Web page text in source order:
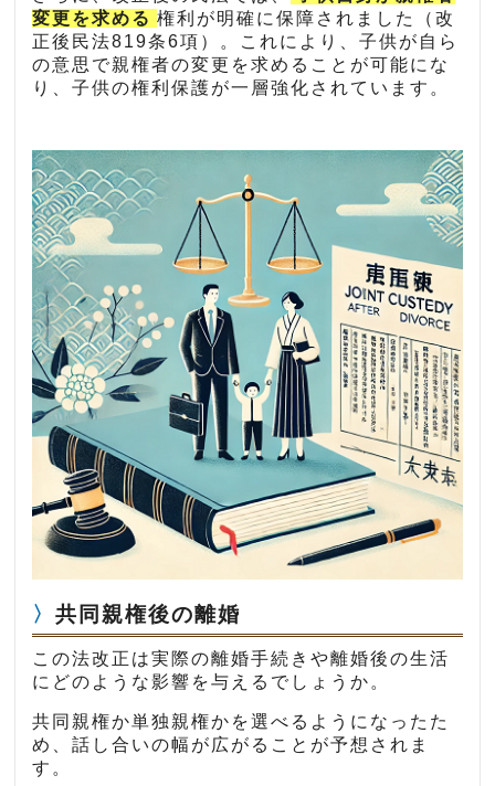
変更を求める 権利が明確に保障されました（改
正後民法819条6項）。これにより、子供が自ら
の意思で親権者の変更を求めることが可能にな
り、子供の権利保護が一層強化されています。
共同親権後の離婚
この法改正は実際の離婚手続きや離婚後の生活
にどのような影響を与えるでしょうか。
共同親権か単独親権かを選べるようになったた
め、話し合いの幅が広がることが予想されま
す。